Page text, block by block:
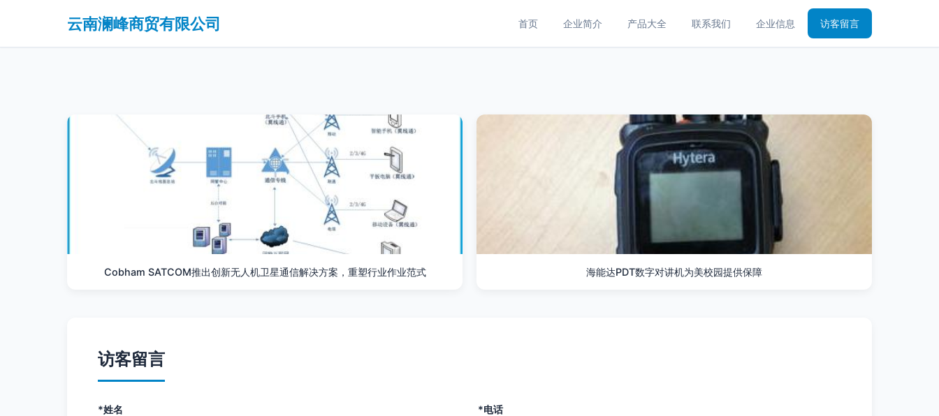
云南澜峰商贸有限公司 首页 企业简介 产品大全 联系我们 企业信息 访客留言
Cobham SATCOM推出创新无人机卫星通信解决方案，重塑行业作业范式 海能达PDT数字对讲机为美校园提供保障
访客留言
*姓名 *电话